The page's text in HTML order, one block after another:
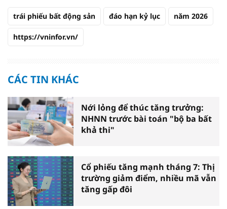
trái phiếu bất động sản đáo hạn kỷ lục năm 2026
https://vninfor.vn/
CÁC TIN KHÁC
Nới lỏng để thúc tăng trưởng:
NHNN trước bài toán "bộ ba bất
khả thi"
Cổ phiếu tăng mạnh tháng 7: Thị
trường giảm điểm, nhiều mã vẫn
tăng gấp đôi